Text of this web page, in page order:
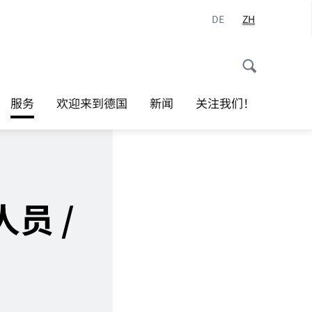
DE ZH
服务 欢迎来到德国 新闻 关注我们！
员 /